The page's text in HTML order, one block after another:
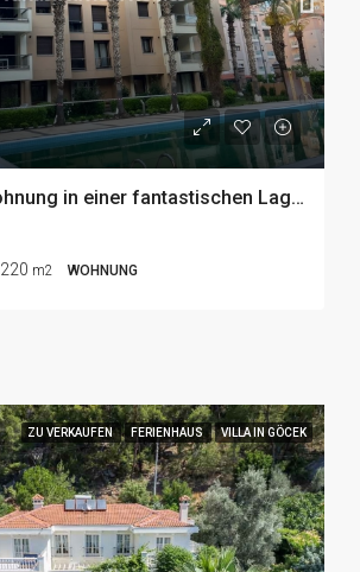
4-Zimmer-Wohnung in einer fantastischen Lage in Gürsu, Konyaaltı zu Verkaufen
220 m2 WOHNUNG
ZU VERKAUFEN FERIENHAUS VILLA IN GÖCEK